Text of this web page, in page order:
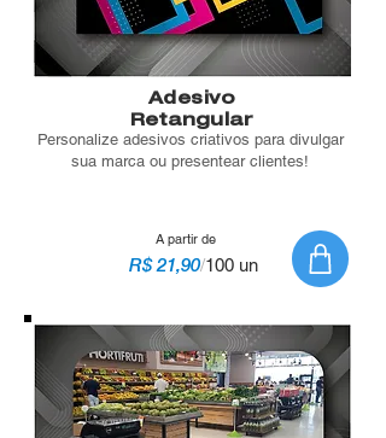
Adesivo
Retangular
Personalize adesivos criativos para divulgar
sua marca ou presentear clientes!
A partir de
R$ 21,90/100 un